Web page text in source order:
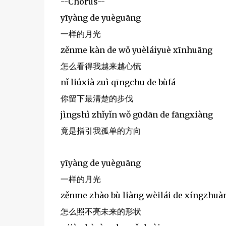
yīyàng de yuèguāng
一样的月光
zěnme kàn de wǒ yuèláiyuè xīnhuāng
怎么看得我越来越心慌
nǐ liúxià zuì qīngchu de bùfá
你留下最清楚的步伐
jìngshì zhǐyǐn wǒ gūdān de fāngxiàng
竟是指引我孤单的方向
yīyàng de yuèguāng
一样的月光
zěnme zhào bù liàng wèilái de
怎么照不亮未来的形状